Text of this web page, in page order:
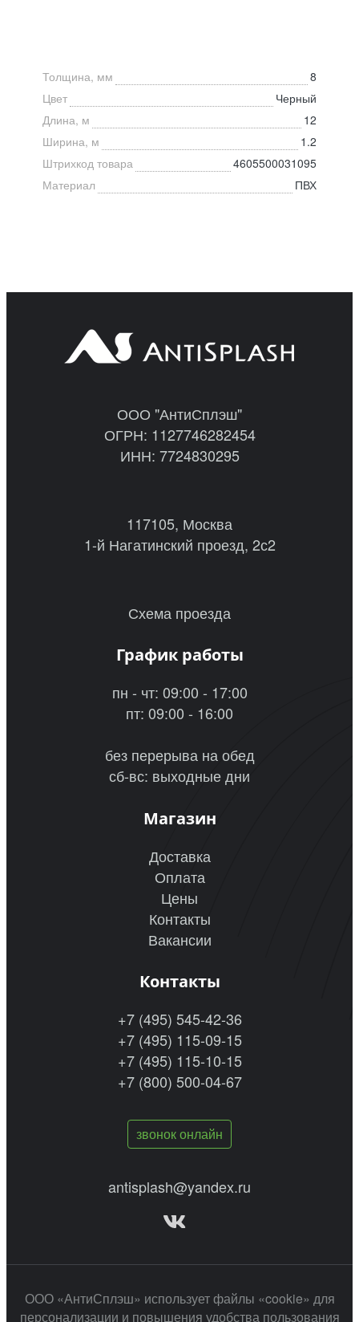
Толщина, мм
8
Цвет
Черный
Длина, м
12
Ширина, м
1.2
Штрихкод товара
4605500031095
Материал
ПВХ
ООО "АнтиСплэш"
ОГРН: 1127746282454
ИНН: 7724830295
117105, Москва
1-й Нагатинский проезд, 2с2
Схема проезда
График работы
пн - чт: 09:00 - 17:00
пт: 09:00 - 16:00
без перерыва на обед
сб-вс: выходные дни
Магазин
Доставка
Оплата
Цены
Контакты
Вакансии
Контакты
+7 (495) 545-42-36
+7 (495) 115-09-15
+7 (495) 115-10-15
+7 (800) 500-04-67
звонок онлайн
antisplash@yandex.ru
ООО «АнтиСплэш» использует файлы «cookie» для
персонализации и повышения удобства пользования